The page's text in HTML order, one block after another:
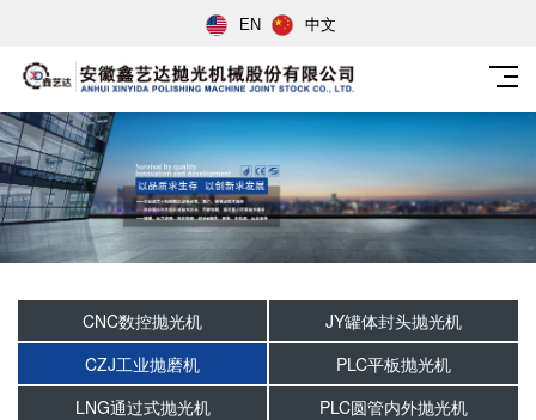
EN 中文
CNC数控抛光机
JY罐体封头抛光机
CZJ工业抛磨机
PLC平板抛光机
LNG通过式抛光机
PLC圆管内外抛光机